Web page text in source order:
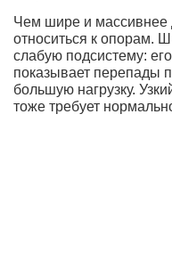
Чем шире и массивнее
относиться к опорам.
слабую подсистему:
показывает перепады
большую нагрузку.
тоже требует